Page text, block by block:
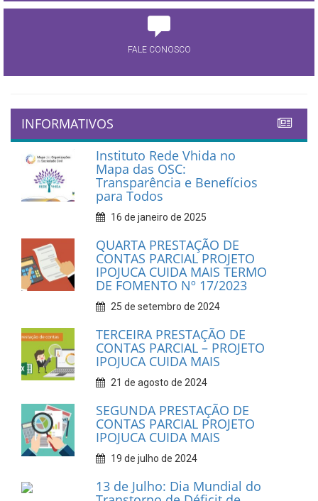
FALE CONOSCO
INFORMATIVOS
Instituto Rede Vhida no
Mapa das OSC:
Transparência e Benefícios
para Todos
16 de janeiro de 2025
QUARTA PRESTAÇÃO DE
CONTAS PARCIAL PROJETO
IPOJUCA CUIDA MAIS TERMO
DE FOMENTO Nº 17/2023
25 de setembro de 2024
TERCEIRA PRESTAÇÃO DE
CONTAS PARCIAL – PROJETO
IPOJUCA CUIDA MAIS
21 de agosto de 2024
SEGUNDA PRESTAÇÃO DE
CONTAS PARCIAL PROJETO
IPOJUCA CUIDA MAIS
19 de julho de 2024
13 de Julho: Dia Mundial do